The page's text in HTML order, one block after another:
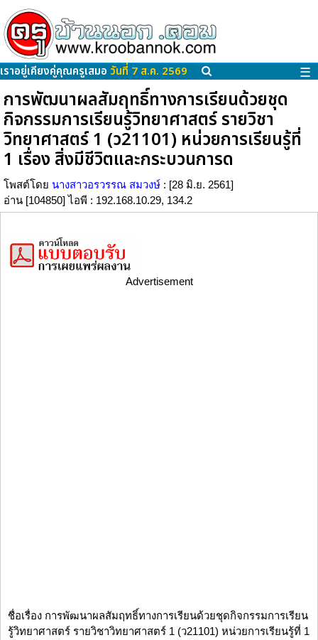
เราอยู่เคียงคู่คุณครูเสมอ วันที่ 7 ส.ค. 2569 ☰
การพัฒนาผลสัมฤทธิ์ทางการเรียนด้วยชุด
กิจกรรมการเรียนรู้วิทยาศาสตร์ รายวิชา
วิทยาศาสตร์ 1 (ว21101) หน่วยการเรียนรู้ที่
1 เรื่อง สิ่งมีชีวิตและกระบวนการด
โพสต์โดย นางสาวอรวรรณ สมวงษ์ : [28 มิ.ย. 2561]
อ่าน [104850] ไอพี : 192.168.10.29, 134.2
Advertisement
ชื่อเรื่อง การพัฒนาผลสัมฤทธิ์ทางการเรียนด้วยชุดกิจกรรมการเรียน
รู้วิทยาศาสตร์ รายวิชาวิทยาศาสตร์ 1 (ว21101) หน่วยการเรียนรู้ที่ 1